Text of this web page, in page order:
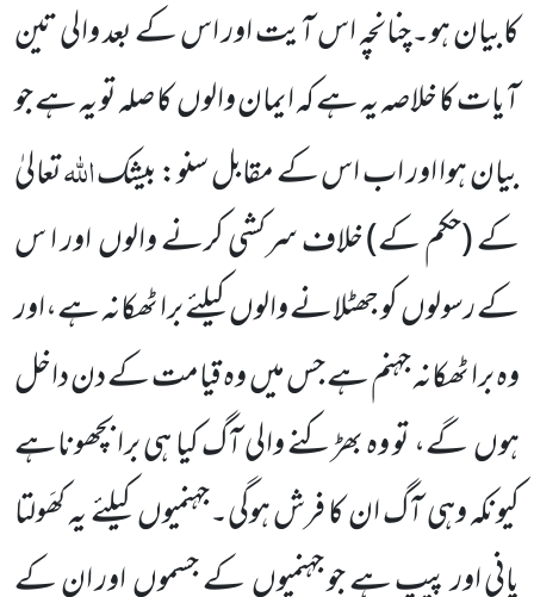
کابیان ہو۔چنانچہ اس آیت اور اس کے بعد والی تین
آیات کا خلاصہ یہ ہے کہ ایمان والوںکا صلہ تو یہ ہے جو
بیان ہوا اور اب اس کے مقابل سنو: بیشکاللہتعالیٰ
کے(حکم کے)خلاف سرکشی کرنے والوںاور ا س
کے رسولوںکو جھٹلانے والوںکیلئے برا ٹھکانہ ہے،اور
وہ برا ٹھکانہجہنم ہے جس میںوہ قیامت کے دن داخل
ہوںگے، تو وہ بھڑکنے والی آگ کیا ہی برا بچھوناہے
کیونکہ وہی آگ ان کا فرش ہوگی۔جہنمیوںکیلئے یہ کھَولتا
پانی اور پیپ ہے جو جہنمیوںکے جسموںاور ان کے